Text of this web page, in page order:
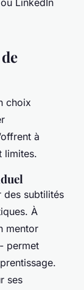
LinkedIn
choix
à
limites.
des subtilités
À
mentor
permet
ses